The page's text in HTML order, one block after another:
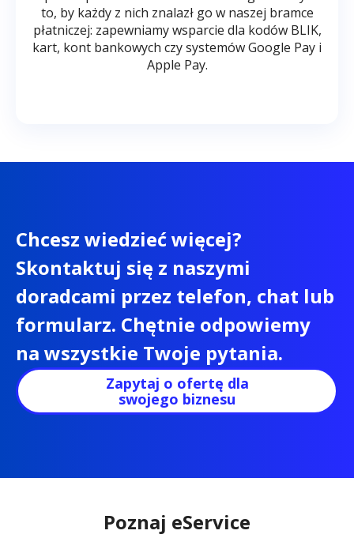
to, by każdy z nich znalazł go w naszej bramce
płatniczej: zapewniamy wsparcie dla kodów BLIK,
kart, kont bankowych czy systemów Google Pay i
Apple Pay.
Chcesz wiedzieć więcej?
Skontaktuj się z naszymi
doradcami przez telefon, chat lub
formularz. Chętnie odpowiemy
na wszystkie Twoje pytania.
Zapytaj o ofertę dla
swojego biznesu
Poznaj eService